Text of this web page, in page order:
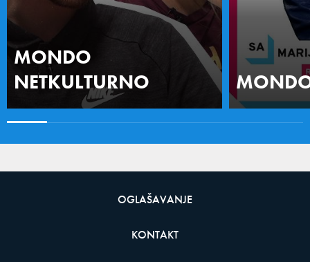
MONDO
NETKULTURNO
OGLAŠAVANJE
KONTAKT